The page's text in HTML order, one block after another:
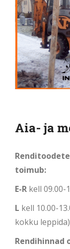
Aia- ja
toimub:
E-R kell 09.00-
L kell 10.00-
kokku
Rendihinnad